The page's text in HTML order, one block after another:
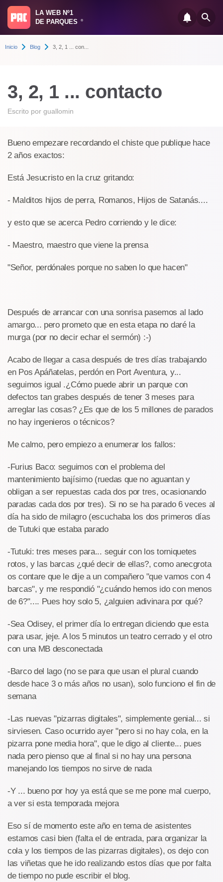
LA WEB Nº1
DE PARQUES
®
Inicio Blog 3, 2, 1 ... con...
3, 2, 1 ... contacto
Escrito por guallomin
Bueno empezare recordando el chiste que publique hace
2 años exactos:
Está Jesucristo en la cruz gritando:
- Malditos hijos de perra, Romanos, Hijos de Satanás....
y esto que se acerca Pedro corriendo y le dice:
- Maestro, maestro que viene la prensa
"Señor, perdónales porque no saben lo que hacen"
Después de arrancar con una sonrisa pasemos al lado
amargo... pero prometo que en esta etapa no daré la
murga (por no decir echar el sermón) :-)
Acabo de llegar a casa después de tres días trabajando
en Pos Apáñatelas, perdón en Port Aventura, y...
seguimos igual .¿Cómo puede abrir un parque con
defectos tan grabes después de tener 3 meses para
arreglar las cosas? ¿Es que de los 5 millones de parados
no hay ingenieros o técnicos?
Me calmo, pero empiezo a enumerar los fallos:
-Furius Baco: seguimos con el problema del
mantenimiento bajísimo (ruedas que no aguantan y
obligan a ser repuestas cada dos por tres, ocasionando
paradas cada dos por tres). Si no se ha parado 6 veces al
día ha sido de milagro (escuchaba los dos primeros días
de Tutuki que estaba parado
-Tutuki: tres meses para... seguir con los torniquetes
rotos, y las barcas ¿qué decir de ellas?, como anecgrota
os contare que le dije a un compañero "que vamos con 4
barcas", y me respondió "¿cuándo hemos ido con menos
de 6?".... Pues hoy solo 5, ¿alguien adivinara por qué?
-Sea Odisey, el primer día lo entregan diciendo que esta
para usar, jeje. A los 5 minutos un teatro cerrado y el otro
con una MB desconectada
-Barco del lago (no se para que usan el plural cuando
desde hace 3 o más años no usan), solo funciono el fin de
semana
-Las nuevas "pizarras digitales", simplemente genial... si
sirviesen. Caso ocurrido ayer "pero si no hay cola, en la
pizarra pone media hora", que le digo al cliente... pues
nada pero pienso que al final si no hay una persona
manejando los tiempos no sirve de nada
-Y ... bueno por hoy ya está que se me pone mal cuerpo,
a ver si esta temporada mejora
Eso sí de momento este año en tema de asistentes
estamos casi bien (falta el de entrada, para organizar la
cola y los tiempos de las pizarras digitales), os dejo con
las viñetas que he ido realizando estos días que por falta
de tiempo no pude escribir el blog.